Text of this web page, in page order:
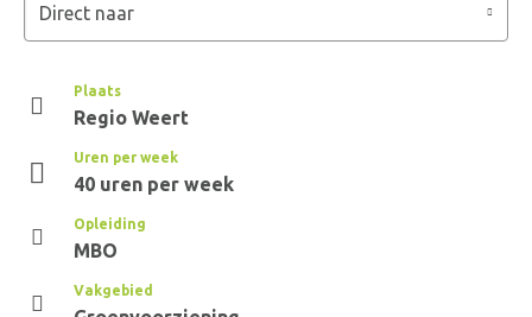
Direct naar
Plaats
Regio Weert
Uren per week
40 uren per week
Opleiding
MBO
Vakgebied